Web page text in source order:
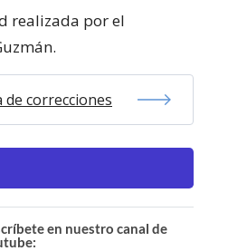
realizada por el
correcciones
en nuestro canal de